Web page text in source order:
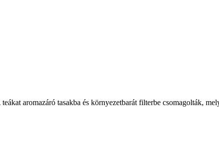
aromazáró tasakba és környezetbarát filterbe csomagolták,